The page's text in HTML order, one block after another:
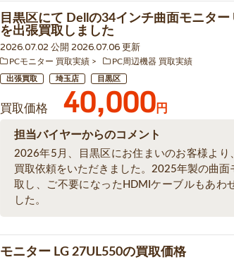
目黒区にて Dellの34インチ曲面モニタ
を出張買取しました
2026.07.02 公開 2026.07.06 更新
PCモニター 買取実績 PC周辺機器 買取実績
出張買取 埼玉店 目黒区
買取価格 40,000円
担当バイヤーからのコメント
2026年5月、目黒区にお住まいのお客様より
買取依頼をいただきました。2025年製の曲面
取し、ご不要になったHDMIケーブルもあわ
した。
モニター LG 27UL550の買取価格